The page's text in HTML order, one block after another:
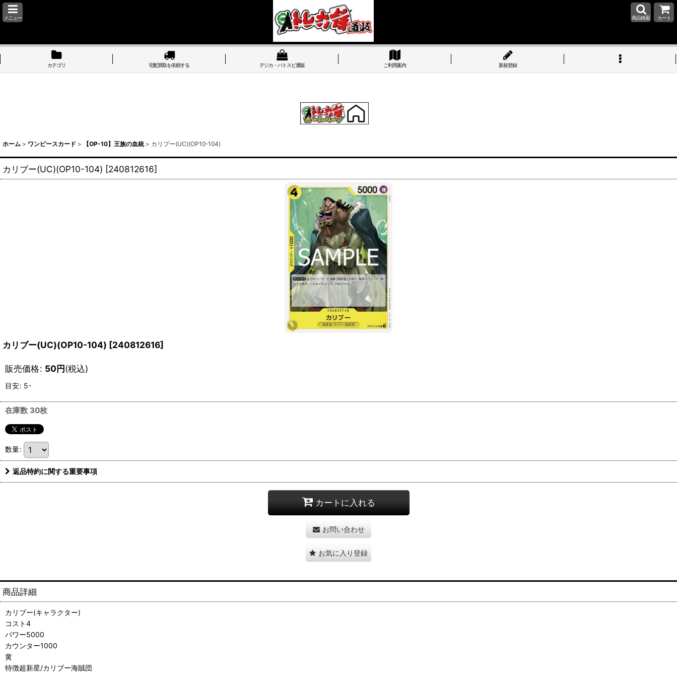
メニュー 商品検索 カート
カテゴリ 宅配買取を依頼する デジカ・バトスピ通販 ご利用案内 新規登録
ホーム > ワンピースカード > 【OP-10】王族の血統 > カリブー(UC)(OP10-104)
カリブー(UC)(OP10-104) [240812616]
カリブー(UC)(OP10-104) [240812616]
販売価格: 50円(税込)
目安: 5-
在庫数 30枚
数量:
返品特約に関する重要事項
カートに入れる
お問い合わせ
お気に入り登録
商品詳細
カリブー(キャラクター)
コスト4
パワー5000
カウンター1000
黄
特徴超新星/カリブー海賊団